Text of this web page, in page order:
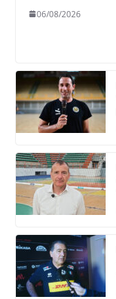
06/08/2026